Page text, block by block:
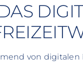
von